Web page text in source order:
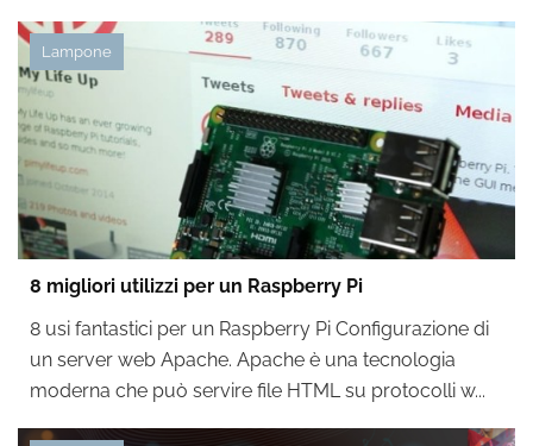
Lampone
8 migliori utilizzi per un Raspberry Pi
8 usi fantastici per un Raspberry Pi Configurazione di
un server web Apache. Apache è una tecnologia
moderna che può servire file HTML su protocolli w...